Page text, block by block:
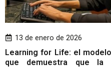
13 de enero de 2026
Learning for Life: el
que demuestra que la